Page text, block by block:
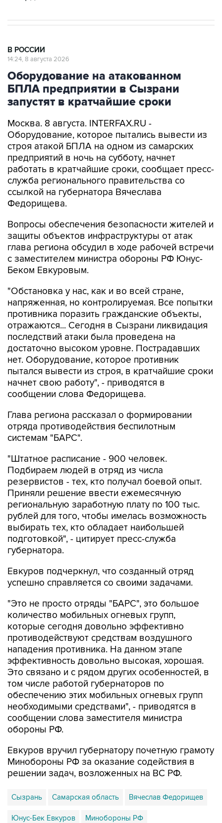
В РОССИИ
14:24, 8 августа 2026
Оборудование на атакованном
БПЛА предприятии в Сызрани
запустят в кратчайшие сроки
Москва. 8 августа. INTERFAX.RU -
Оборудование, которое пытались вывести из
строя атакой БПЛА на одном из самарских
предприятий в ночь на субботу, начнет
работать в кратчайшие сроки, сообщает пресс-
служба регионального правительства со
ссылкой на губернатора Вячеслава
Федорищева.
Вопросы обеспечения безопасности жителей и
защиты объектов инфраструктуры от атак
глава региона обсудил в ходе рабочей встречи
с заместителем министра обороны РФ Юнус-
Беком Евкуровым.
"Обстановка у нас, как и во всей стране,
напряженная, но контролируемая. Все попытки
противника поразить гражданские объекты,
отражаются... Сегодня в Сызрани ликвидация
последствий атаки была проведена на
достаточно высоком уровне. Пострадавших
нет. Оборудование, которое противник
пытался вывести из строя, в кратчайшие сроки
начнет свою работу", - приводятся в
сообщении слова Федорищева.
Глава региона рассказал о формировании
отряда противодействия беспилотным
системам "БАРС".
"Штатное расписание - 900 человек.
Подбираем людей в отряд из числа
резервистов - тех, кто получал боевой опыт.
Приняли решение ввести ежемесячную
региональную заработную плату по 100 тыс.
рублей для того, чтобы имелась возможность
выбирать тех, кто обладает наибольшей
подготовкой", - цитирует пресс-служба
губернатора.
Евкуров подчеркнул, что созданный отряд
успешно справляется со своими задачами.
"Это не просто отряды "БАРС", это большое
количество мобильных огневых групп,
которые сегодня довольно эффективно
противодействуют средствам воздушного
нападения противника. На данном этапе
эффективность довольно высокая, хорошая.
Это связано и с рядом других особенностей, в
том числе работой губернаторов по
обеспечению этих мобильных огневых групп
необходимыми средствами", - приводятся в
сообщении слова заместителя министра
обороны РФ.
Евкуров вручил губернатору почетную грамоту
Минобороны РФ за оказание содействия в
решении задач, возложенных на ВС РФ.
Сызрань Самарская область Вячеслав Федорищев
Юнус-Бек Евкуров Минобороны РФ